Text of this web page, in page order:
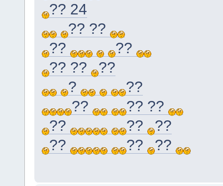
?? 24
?? ??
??
??
?? ??
??
?
??
??
?? ??
??
??
??
??
?? ??